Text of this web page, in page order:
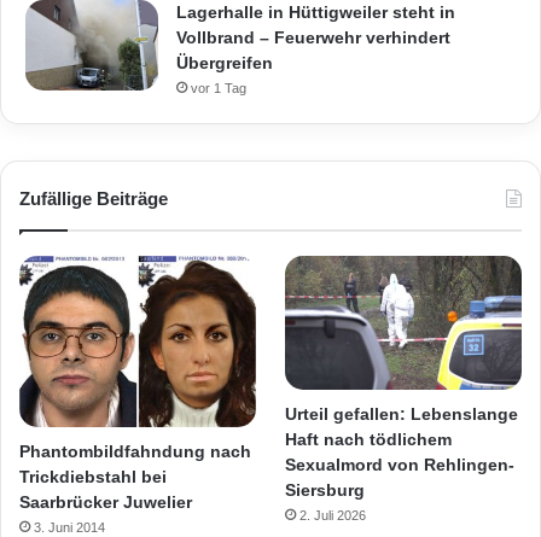
Lagerhalle in Hüttigweiler steht in
Vollbrand – Feuerwehr verhindert
Übergreifen
vor 1 Tag
Zufällige Beiträge
Phantombildfahndung nach
Trickdiebstahl bei
Saarbrücker Juwelier
3. Juni 2014
Urteil gefallen: Lebenslange
Haft nach tödlichem
Sexualmord von Rehlingen-
Siersburg
2. Juli 2026